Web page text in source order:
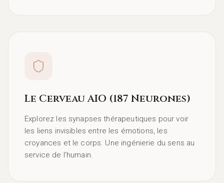
Le Cerveau AIO (187 Neurones)
Explorez les synapses thérapeutiques pour voir
les liens invisibles entre les émotions, les
croyances et le corps. Une ingénierie du sens au
service de l'humain.